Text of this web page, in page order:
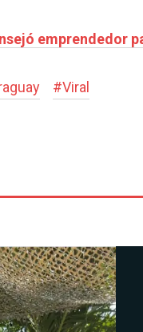
emprendedor
#Viral